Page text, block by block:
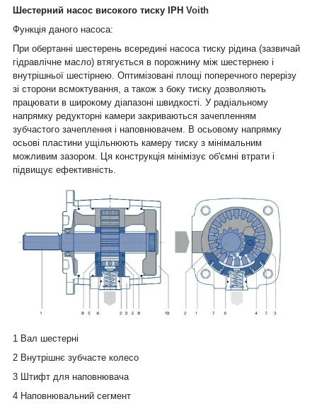
Шестерний насос високого тиску IPН Voith
Функція даного насоса:
При обертанні шестерень всередині насоса тиску рідина (зазвичай
гідравлічне масло) втягується в порожнину між шестернею і
внутрішньої шестірнею. Оптимізовані площі поперечного перерізу
зі сторони всмоктування, а також з боку тиску дозволяють
працювати в широкому діапазоні швидкості. У радіальному
напрямку редукторні камери закриваються зачепленням
зубчастого зачеплення і наповнювачем. В осьовому напрямку
осьові пластини ущільнюють камеру тиску з мінімальним
можливим зазором. Ця конструкція мінімізує об'ємні втрати і
підвищує ефективність.
1 Вал шестерні
2 Внутрішнє зубчасте колесо
3 Штифт для наповнювача
4 Наповнювальний сегмент